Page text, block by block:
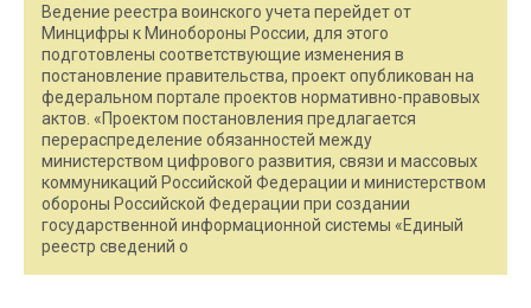
Ведение реестра воинского учета перейдет от
Минцифры к Минобороны России, для этого
подготовлены соответствующие изменения в
постановление правительства, проект опубликован на
федеральном портале проектов нормативно-правовых
актов. «Проектом постановления предлагается
перераспределение обязанностей между
министерством цифрового развития, связи и массовых
коммуникаций Российской Федерации и министерством
обороны Российской Федерации ‎при создании
государственной информационной системы «Единый
реестр сведений о